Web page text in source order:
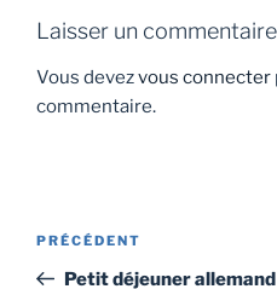
Laisser un commentaire
Vous devezvous connecter
commentaire.
Navigation
Article
précédent
PRÉCÉDENT
Petit déjeuner allemand